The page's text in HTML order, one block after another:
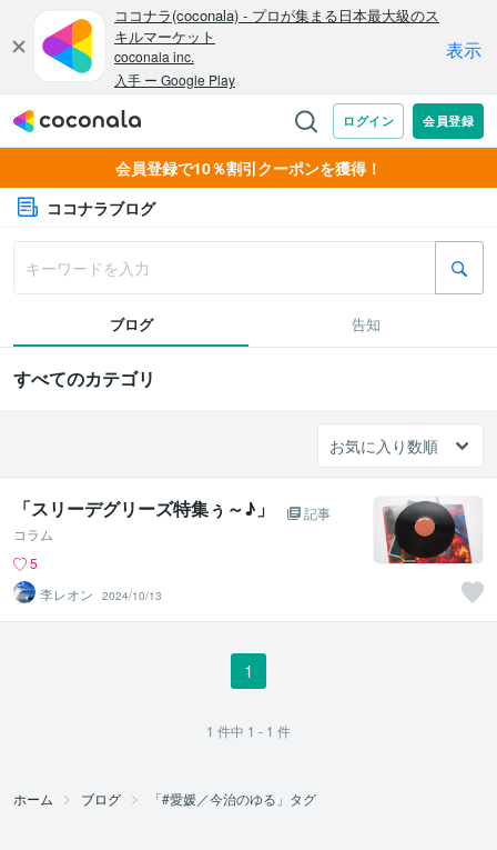
会員登録で10％割引クーポンを獲得！
ココナラブログ
ブログ 告知
すべてのカテゴリ
「スリーデグリーズ特集ぅ～♪」
記事
コラム
5
李レオン
2024/10/13
1
1 件中 1 - 1 件
ホーム ブログ 「#愛媛／今治のゆる」タグ